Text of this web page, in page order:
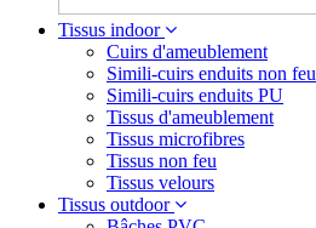
Tissus indoor
Cuirs d'ameublement
Simili-cuirs enduits non feu
Simili-cuirs enduits PU
Tissus d'ameublement
Tissus microfibres
Tissus non feu
Tissus velours
Tissus outdoor